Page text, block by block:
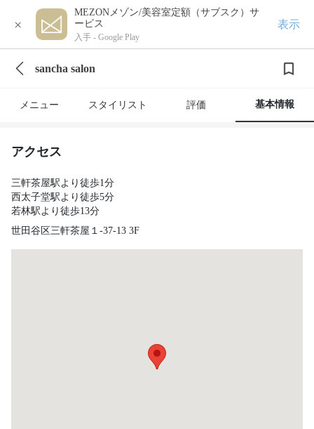
×
MEZONメゾン/美容室定額（サブスク）サ
ービス
入手 - Google Play
表示
sancha salon
メニュー スタイリスト 評価 基本情報
アクセス
三軒茶屋駅より徒歩1分
西太子堂駅より徒歩5分
若林駅より徒歩13分
世田谷区三軒茶屋１-37-13 3F